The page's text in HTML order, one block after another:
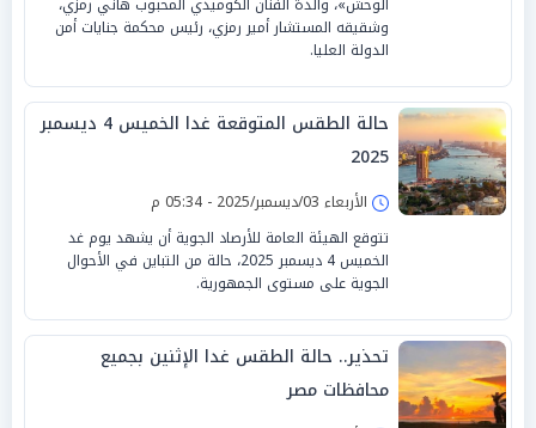
وشقيقه المستشار أمير رمزي، رئيس محكمة جنايات أمن
الدولة العليا.
حالة الطقس المتوقعة غدا الخميس 4 ديسمبر
2025
الأربعاء 03/ديسمبر/2025 - 05:34 م
تتوقع الهيئة العامة للأرصاد الجوية أن يشهد يوم غد
الخميس 4 ديسمبر 2025، حالة من التباين في الأحوال
الجوية على مستوى الجمهورية.
تحذير.. حالة الطقس غدا الإثنين بجميع
محافظات مصر